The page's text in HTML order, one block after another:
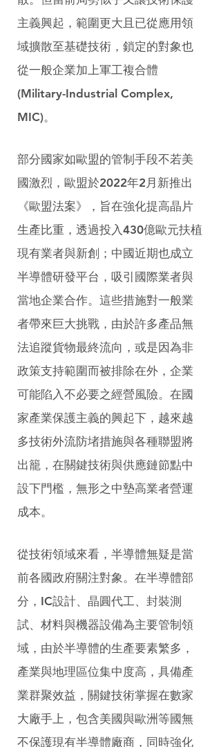
主義興起，範圍更大且已從應用領
域擴散至基礎技術，鎖定的對象也
從一般企業加上軍工複合體
(Military-Industrial Complex,
MIC)。
部分國家如歐盟的管制手段不若美
國激烈，歐盟於2022年2月新推出
《歐盟法案》，旨在強化提高晶片
生產比重，透過投入430億歐元扶植
現有業者與新創；中國近期也成立
半導體研發平台，吸引國際業者與
當地企業合作。這些措施對一般業
者帶來巨大挑戰，由於許多產品無
法追蹤貨物最終流向，或是因為非
政策支持範圍而被排除在外，企業
可能陷入不必要之經營風險。在國
家產業保護主義的興起下，越來越
多技術外流防堵措施與各種聯盟將
出籠，在關鍵技術與供應鏈節點中
設下門檻，無形之中墊高業者營運
成本。
從技術領域來看，半導體無疑是當
前各國政府關注對象。在半導體部
分，IC設計、晶圓代工、封裝測
試、材料與機器設備為主要管制領
域，由於半導體的生產要素繁多，
產業與地理區位集中度高，具備產
業群聚效益，關鍵技術掌握在數家
大廠手上，包含美國與歐洲等國無
不保護現有半導體廠商，同時強化